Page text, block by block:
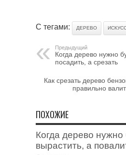
С тегами: ДЕРЕВО
Предыдущий
Когда дерево нужно
посадить, а срезать
Как срезать дерево
правильно
ПОХОЖИЕ
Когда дерево нужно
вырастить, а